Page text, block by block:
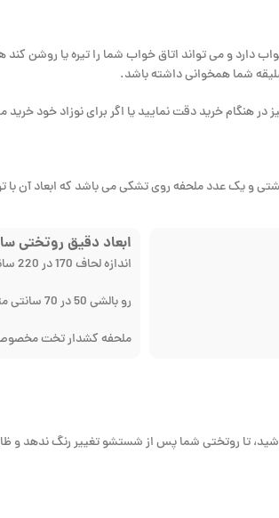
دارد و می تواند اتاق خواب شما را تیره یا
شما همخوانی داشته باشد.
هنگام خرید دقت نمایید یا اگر برای نوزاد خود
و یک عدد ملحفه روی تشکی می باشد که ابعاد
ابعاد دقیق روتختی
اندازه لحاف 170 در 220 سانتی متر با تلرانس 5 سانتی متر
رو بالشی 50 در 70 سانتی متر
ملحفه کشدار تخت مخصوص
تا روتختی شما پس از شستشو تغییر رنگ ندهد